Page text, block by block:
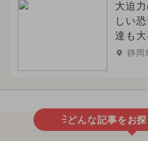
大迫
しい
達も大
静岡
どんな記事をお